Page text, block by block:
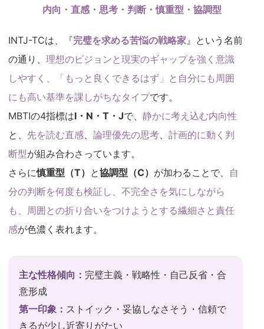
内向・直感・思考・判断・慎重型・協調型
INTJ-TCは、『完璧を求める苦悩の戦略家 』という名前
の通り、 理想のビジョンと現実のギャップを強く意識
しやすく、「もっと良くできるはず」と自分にも周囲
にも高い基準を課しがちなタイプです。
MBTIの4指標はI・N・T・Jで、 静かに考え込む内向性
と、 先を読む直感 論理優先の思考
計画的に動く判
断型が組み合わさっています。
さらに慎重型（T） と協調型（C） が加わることで、 自
分の判断を何度も検証し、不完全さを気にしながら
も、周囲との折り合いをつけようとする繊細さと責任
感が色濃く表れます。
主な性格傾向： 完璧主義・戦略性・自己反省・合
意形成
第一印象： ストイック・妥協しなさそう・信頼で
きるが少し近寄りがたい